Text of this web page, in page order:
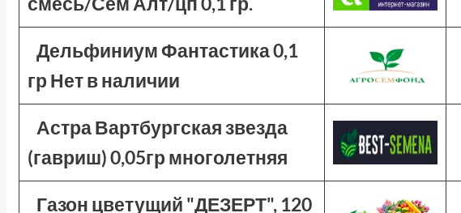
Дельфиниум Фантастика 0,1
гр Нет в наличии
Астра Вартбургская звезда
(гавриш) 0,05гр многолетняя
Газон цветущий "ДЕЗЕРТ", 120